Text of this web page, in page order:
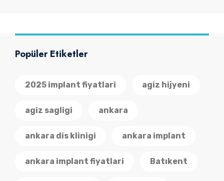
Popüler Etiketler
2025 implant fiyatlari agiz hijyeni
agiz sagligi ankara
ankara dis klinigi ankara implant
ankara implant fiyatlari Batıkent